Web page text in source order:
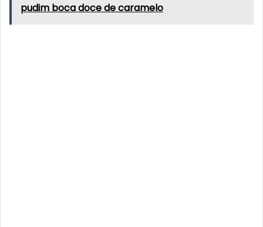
pudim boca doce de caramelo